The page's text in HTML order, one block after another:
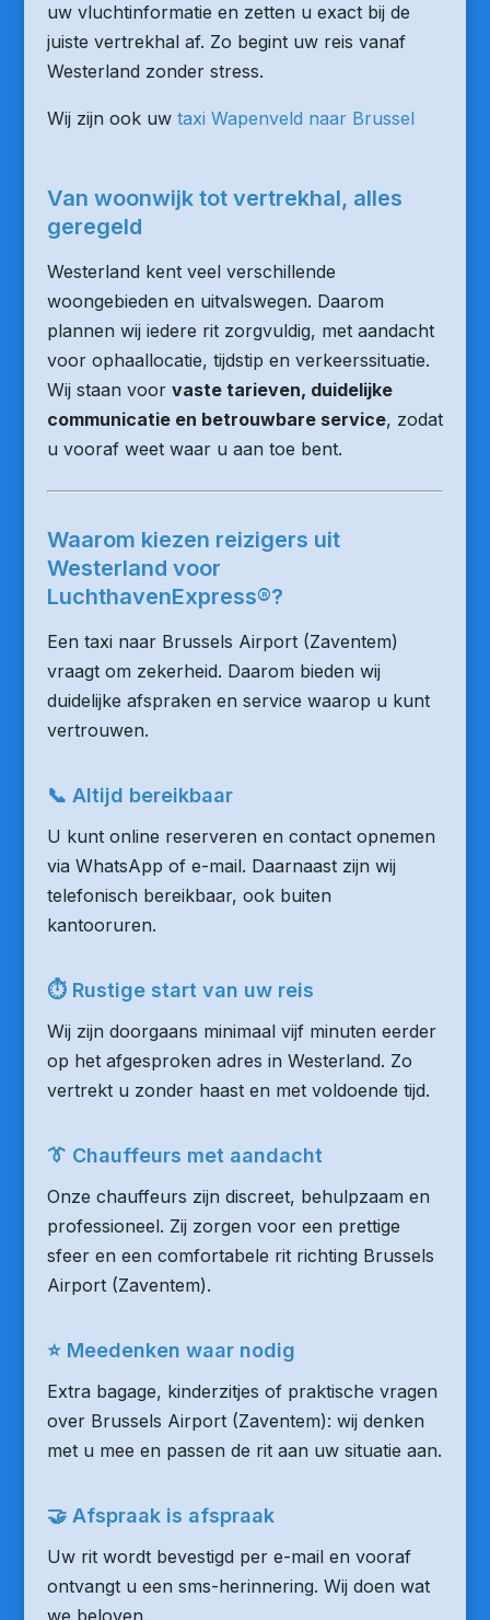
uw vluchtinformatie en zetten u exact bij de
juiste vertrekhal af. Zo begint uw reis vanaf
Westerland zonder stress.
Wij zijn ook uw taxi Wapenveld naar Brussel
Van woonwijk tot vertrekhal, alles
geregeld
Westerland kent veel verschillende
woongebieden en uitvalswegen. Daarom
plannen wij iedere rit zorgvuldig, met aandacht
voor ophaallocatie, tijdstip en verkeerssituatie.
Wij staan voor vaste tarieven, duidelijke
communicatie en betrouwbare service, zodat
u vooraf weet waar u aan toe bent.
Waarom kiezen reizigers uit
Westerland voor
LuchthavenExpress®?
Een taxi naar Brussels Airport (Zaventem)
vraagt om zekerheid. Daarom bieden wij
duidelijke afspraken en service waarop u kunt
vertrouwen.
📞 Altijd bereikbaar
U kunt online reserveren en contact opnemen
via WhatsApp of e-mail. Daarnaast zijn wij
telefonisch bereikbaar, ook buiten
kantooruren.
⏱ Rustige start van uw reis
Wij zijn doorgaans minimaal vijf minuten eerder
op het afgesproken adres in Westerland. Zo
vertrekt u zonder haast en met voldoende tijd.
👔 Chauffeurs met aandacht
Onze chauffeurs zijn discreet, behulpzaam en
professioneel. Zij zorgen voor een prettige
sfeer en een comfortabele rit richting Brussels
Airport (Zaventem).
⭐ Meedenken waar nodig
Extra bagage, kinderzitjes of praktische vragen
over Brussels Airport (Zaventem): wij denken
met u mee en passen de rit aan uw situatie aan.
🤝 Afspraak is afspraak
Uw rit wordt bevestigd per e-mail en vooraf
ontvangt u een sms-herinnering. Wij doen wat
we beloven.